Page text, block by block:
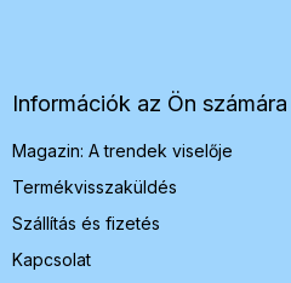
Információk az Ön számára
Magazin: A trendek viselője
Termékvisszaküldés
Szállítás és fizetés
Kapcsolat